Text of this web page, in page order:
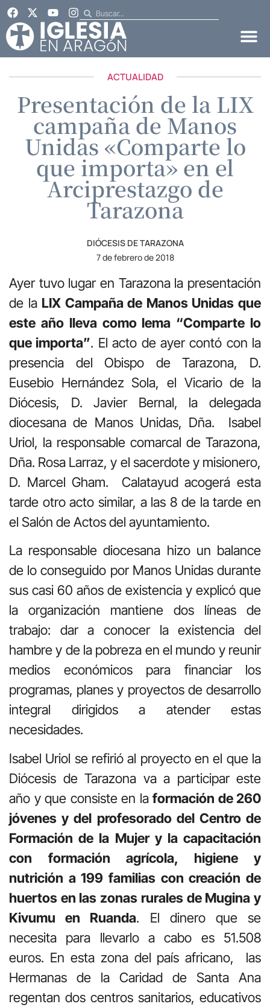
ACTUALIDAD
Presentación de la LIX
campaña de Manos
Unidas «Comparte lo
que importa» en el
Arciprestazgo de
Tarazona
DIÓCESIS DE TARAZONA
7 de febrero de 2018
Ayer tuvo lugar en Tarazona la presentación
de la LIX Campaña de Manos Unidas que
este año lleva como lema “Comparte lo
que importa”. El acto de ayer contó con la
presencia del Obispo de Tarazona, D.
Eusebio Hernández Sola, el Vicario de la
Diócesis, D. Javier Bernal, la delegada
diocesana de Manos Unidas, Dña. Isabel
Uriol, la responsable comarcal de Tarazona,
Dña. Rosa Larraz, y el sacerdote y misionero,
D. Marcel Gham. Calatayud acogerá esta
tarde otro acto similar, a las 8 de la tarde en
el Salón de Actos del ayuntamiento.
La responsable diocesana hizo un balance
de lo conseguido por Manos Unidas durante
sus casi 60 años de existencia y explicó que
la organización mantiene dos líneas de
trabajo: dar a conocer la existencia del
hambre y de la pobreza en el mundo y reunir
medios económicos para financiar los
programas, planes y proyectos de desarrollo
integral dirigidos a atender estas
necesidades.
Isabel Uriol se refirió al proyecto en el que la
Diócesis de Tarazona va a participar este
año y que consiste en la formación de 260
jóvenes y del profesorado del Centro de
Formación de la Mujer y la capacitación
con formación agrícola, higiene y
nutrición a 199 familias con creación de
huertos en las zonas rurales de Mugina y
Kivumu en Ruanda. El dinero que se
necesita para llevarlo a cabo es 51.508
euros. En esta zona del país africano, las
Hermanas de la Caridad de Santa Ana
regentan dos centros sanitarios, educativos